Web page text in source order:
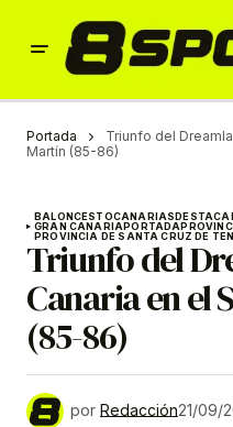
Portada
Triunfo del
Martín (85-86)
BALONCESTOCANARIAS
GRAN CANARIAPORTADA
PROVINCIA DE SANTA CRUZ DE
Triunfo del
Canaria en el
(85-86)
por Redacción21/09/